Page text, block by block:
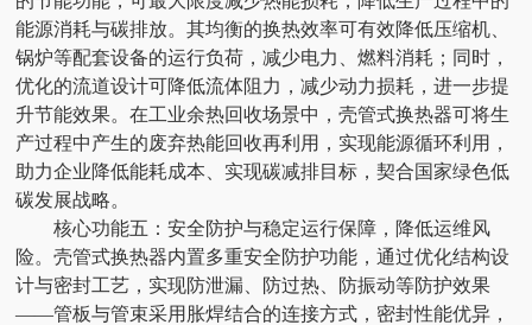
能源消耗与碳排放。其均衡的换热效率可有效降低压缩机、
锅炉等配套设备的运行负荷，减少电力、燃料消耗；同时，
优化的流道设计可降低流体阻力，减少动力损耗，进一步提
升节能效果。在工业余热回收场景中，壳管式换热器可将生
产过程中产生的废弃热能回收再利用，实现能源循环利用，
助力企业降低能耗成本、实现碳减排目标，契合国家绿色低
碳发展战略。
核心功能五：安全防护与稳定运行保障，降低运维风
险。壳管式换热器内置多重安全防护功能，通过优化结构设
计与密封工艺，实现防泄漏、防过热、防振动等防护效果
——管板与管束采用胀焊结合的连接方式，密封性能优异，